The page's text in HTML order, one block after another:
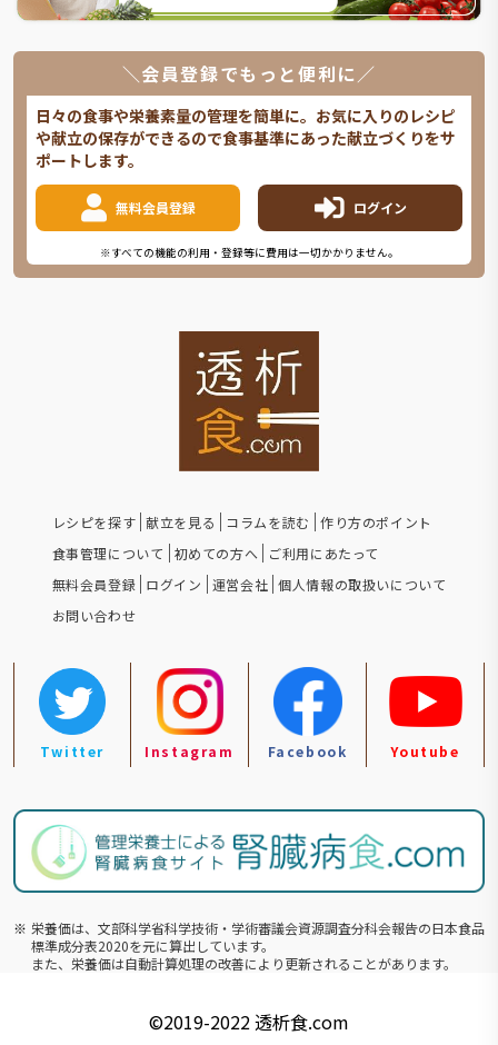
＼会員登録でもっと便利に／
日々の食事や栄養素量の管理を簡単に。お気に入りのレシピ
や献立の保存ができるので食事基準にあった献立づくりをサ
ポートします。
無料会員登録 ログイン
※すべての機能の利用・登録等に費用は一切かかりません。
レシピを探す 献立を見る コラムを読む
作り方のポイント
食事管理について
初めての方へ
ご利用にあたって
無料会員登録 ログイン 運営会社 個人情報の取扱いについて
お問い合わせ
Twitter Instagram Facebook Youtube
※ 栄養価は、文部科学省科学技術・学術審議会資源調査分科会報告の⽇本食品
標準成分表2020を元に算出しています。
また、栄養価は自動計算処理の改善により更新されることがあります。
©️2019-2022透析食.com